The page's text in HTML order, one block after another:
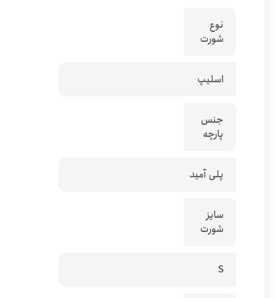
نوع
شورت
اسلیپ
جنس
پارچه
پلی آمید
سایز
شورت
S